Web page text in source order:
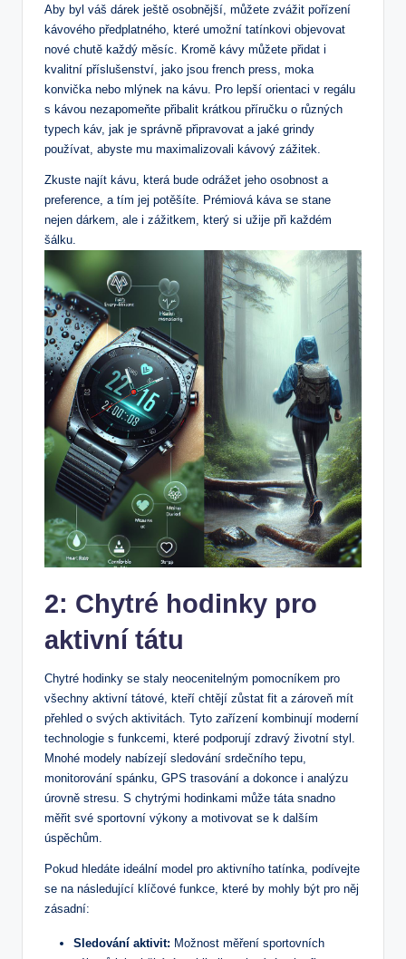
Aby byl⁣ váš dárek ‍ještě osobnější, ‍můžete zvážit pořízení⁣
kávového předplatného, které umožní tatínkovi objevovat
nové chutě každý⁣ měsíc. Kromě⁢ kávy můžete přidat ⁢i
kvalitní příslušenství, jako jsou french press, moka
konvička nebo mlýnek na kávu. Pro lepší⁣ orientaci v regálu⁣
s ⁣kávou nezapomeňte přibalit krátkou příručku‍ o různých
typech káv,​ jak⁢ je správně připravovat a jaké grindy
používat, abyste‌ mu maximalizovali kávový zážitek. ‌
Zkuste najít kávu,⁤ která bude​ odrážet ⁣jeho osobnost a
preference, a ⁤tím jej⁣ potěšíte. Prémiová káva se stane‍
nejen dárkem, ⁢ale i ‍zážitkem, který si​ užije‌ při ​každém
šálku.
2:⁣ Chytré hodinky⁢ pro
‌aktivní tátu
Chytré hodinky⁢ se staly neocenitelným⁢ pomocníkem pro
všechny ​aktivní tátové, kteří ⁢chtějí zůstat fit a zároveň mít
přehled o‍ svých aktivitách. Tyto zařízení kombinují⁤ moderní
technologie s funkcemi, které podporují zdravý⁣ životní styl.
Mnohé modely nabízejí‍ sledování srdečního tepu,
monitorování⁣ spánku, GPS trasování a‌ dokonce i analýzu
úrovně stresu. ‌S chytrými⁤ hodinkami může táta snadno
měřit své sportovní ⁤výkony⁤ a motivovat se k dalším
úspěchům.
Pokud hledáte⁢ ideální model pro aktivního tatínka,⁣ podívejte
se na následující ⁣klíčové funkce, které⁤ by mohly ‍být pro⁢ něj
zásadní:
Sledování aktivit: Možnost měření⁢ sportovních